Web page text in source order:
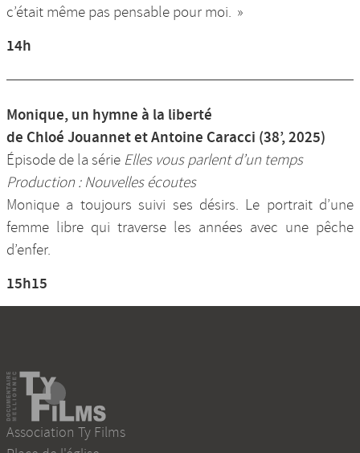
c’était même pas pensable pour moi. »
14h
Monique, un hymne à la liberté
de Chloé Jouannet et Antoine Caracci (38’, 2025)
Épisode de la série Elles vous parlent d’un temps
Production : Nouvelles écoutes
Monique a toujours suivi ses désirs. Le portrait d’une
femme libre qui traverse les années avec une pêche
d’enfer.
15h15
Association Ty Films